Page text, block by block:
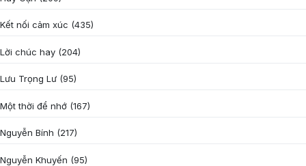
Kết nối cảm xúc (435)
Lời chúc hay (204)
Lưu Trọng Lư (95)
Một thời để nhớ (167)
Nguyễn Bính (217)
Nguyễn Khuyến (95)